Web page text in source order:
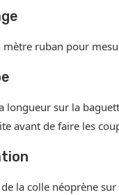
mètre ruban pour
longueur sur la
avant de faire les
la colle néoprène